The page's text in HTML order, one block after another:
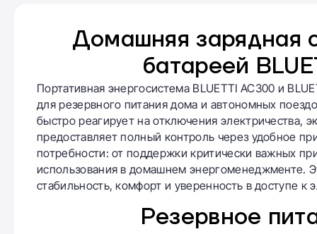
Домашняя зарядная
батареей
Портативная энергосистема BLUETTI AC300 и
для резервного питания дома и автономных
быстро реагирует на отключения электричества,
предоставляет полный контроль через удобное
потребности: от поддержки критически важных
использования в домашнем энергоменеджменте.
стабильность, комфорт и уверенность в доступе
Резервное